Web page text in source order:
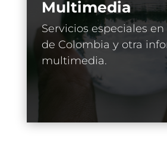
Multimedia
Servicios especiales
de Colombia y otra
multimedia.